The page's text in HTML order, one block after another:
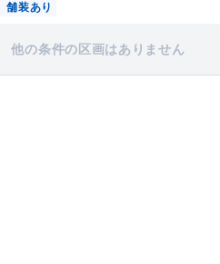
舗装あり
他の条件の区画はありません